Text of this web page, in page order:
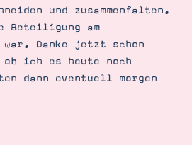
Datenschutz
und zusammenfalten.
Beteiligung am
war. Danke jetzt schon
ob ich es heute noch
dann eventuell morgen